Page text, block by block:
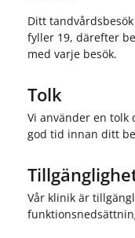
Ditt
fyller 19, därefter
med varje besök.
Tolk
Vi använder en tolk
god tid innan ditt
Vår klinik är